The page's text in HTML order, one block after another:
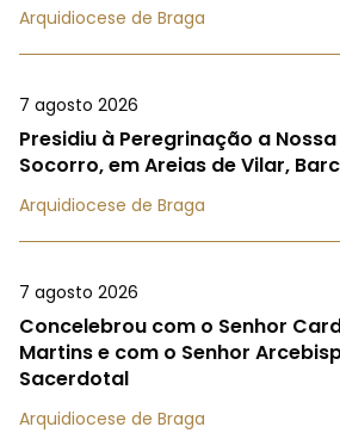
Arquidiocese de Braga
7 agosto 2026
Presidiu à Peregrinação a
Socorro, em Areias de Vilar,
Arquidiocese de Braga
7 agosto 2026
Concelebrou com o Senhor
Martins e com o Senhor
Sacerdotal
Arquidiocese de Braga